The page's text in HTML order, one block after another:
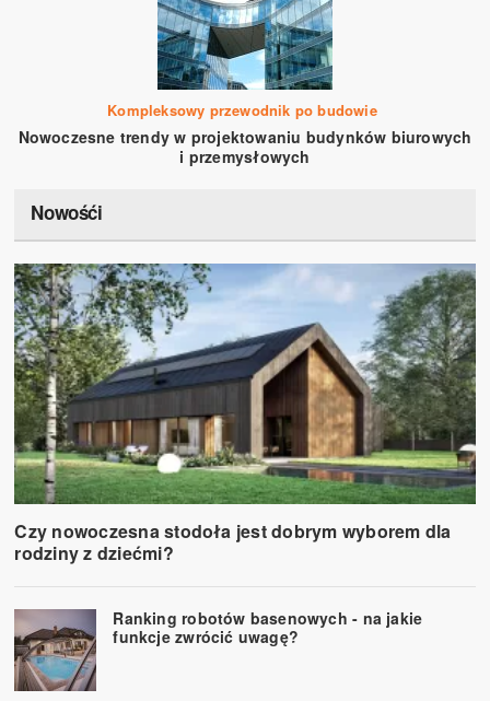
Kompleksowy przewodnik po budowie
Nowoczesne trendy w projektowaniu budynków biurowych
i przemysłowych
Nowośći
Czy nowoczesna stodoła jest dobrym wyborem dla
rodziny z dziećmi?
Ranking robotów basenowych - na jakie
funkcje zwrócić uwagę?